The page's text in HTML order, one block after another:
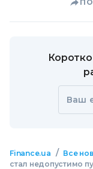
Коротко
Ваш
Finance.ua / Все
стал недопустимо